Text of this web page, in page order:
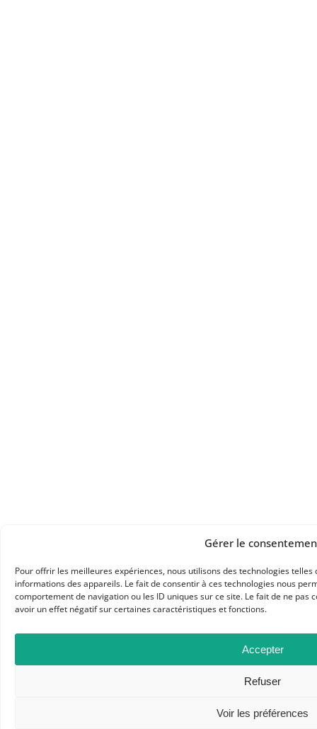
Gérer le
Pour offrir les meilleures expériences, nous utilisons des technologies
informations des appareils. Le fait de consentir à ces technologies nous
comportement de navigation ou les ID uniques sur ce site. Le fait de ne
avoir un effet négatif sur certaines caractéristiques et fonctions.
Accepter
Refuser
Voir les préférences